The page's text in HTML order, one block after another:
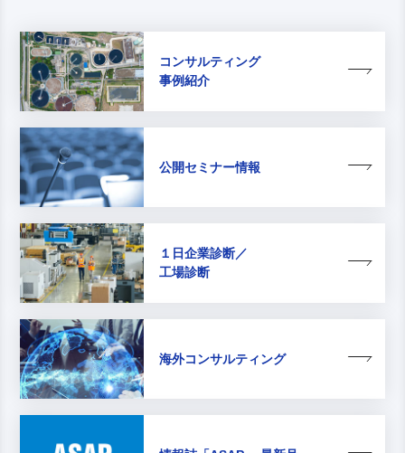
コンサルティング
事例紹介
公開セミナー情報
１日企業診断／
工場診断
海外コンサルティング